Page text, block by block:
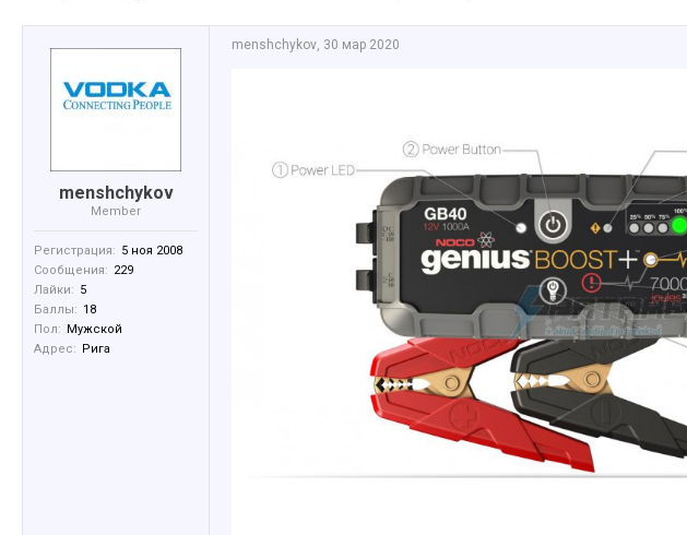
menshchykov
Member
Регистрация: 5 ноя 2008
Сообщения: 229
Лайки: 5
Баллы: 18
Пол: Мужской
Адрес: Рига
menshchykov, 30 мар 2020